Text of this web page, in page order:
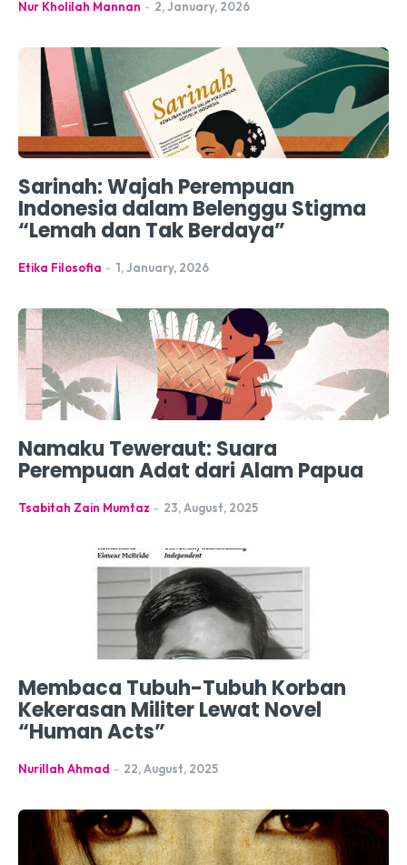
Nur Kholilah Mannan - 2, January, 2026
Sarinah: Wajah Perempuan
Indonesia dalam Belenggu Stigma
“Lemah dan Tak Berdaya”
Etika Filosofia - 1, January, 2026
Namaku Teweraut: Suara
Perempuan Adat dari Alam Papua
Tsabitah Zain Mumtaz - 23, August, 2025
Membaca Tubuh-Tubuh Korban
Kekerasan Militer Lewat Novel
“Human Acts”
Nurillah Ahmad - 22, August, 2025